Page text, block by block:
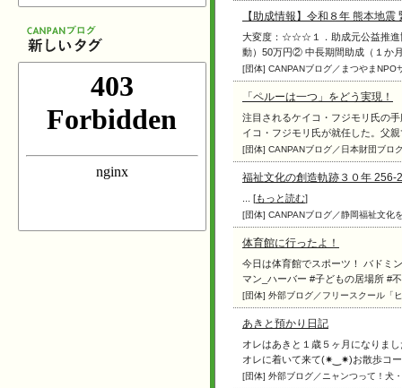
【助成情報】令和８年 熊本地震
大変度：☆☆☆１．助成元公益推進
動）50万円② 中⾧期間助成（１か
[団体] CANPANブログ／まつやまNPO
「ペルーは一つ」をどう実現！
注目されるケイコ・フジモリ氏の
イコ・フジモリ氏が就任した。父
[団体] CANPANブログ／日本財団ブロ
福祉文化の創造軌跡３０年 256-
... [もっと読む]
[団体] CANPANブログ／静岡福祉文化
体育館に行ったよ！
今日は体育館でスポーツ！ バドミ
マン_ハーバー #子どもの居場所 #
[団体] 外部ブログ／フリースクール「
あきと預かり日記
オレはあきと１歳５ヶ月になりま
オレに着いて来て(⁠✷⁠‿⁠✷⁠)お散歩コ
[団体] 外部ブログ／ニャンつって！犬